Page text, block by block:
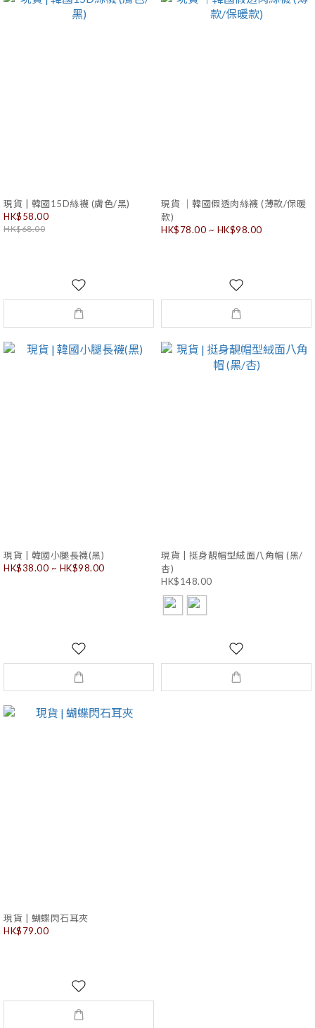
現貨 | 韓國15D絲襪 (膚色/黑)
HK$58.00
HK$68.00
現貨 ｜韓國假透肉絲襪 (薄款/保暖
款)
HK$78.00 ~ HK$98.00
現貨 | 韓國小腿長襪(黑)
HK$38.00 ~ HK$98.00
現貨 | 挺身靚帽型絨面八角帽 (黑/
杏)
HK$148.00
現貨 | 蝴蝶閃石耳夾
HK$79.00